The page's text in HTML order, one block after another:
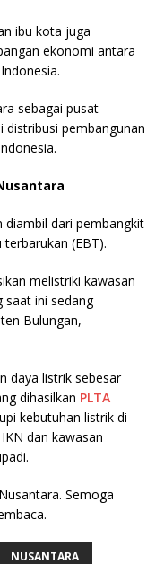
ibu kota juga
ekonomi antara
sebagai pusat
distribusi pembangunan
diambil dari pembangkit
(EBT).
melistriki kawasan
saat ini sedang
Bulungan,
daya listrik sebesar
dihasilkan PLTA
kebutuhan listrik di
dan kawasan
Semoga
NUSANTARA